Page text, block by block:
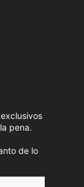
pena.
de lo